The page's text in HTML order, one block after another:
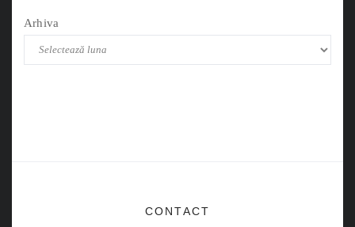
Arhiva
CONTACT